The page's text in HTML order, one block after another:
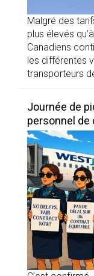
Malgré des
plus élevés
Canadiens
les différentes
transporteurs
Journée de
personnel de